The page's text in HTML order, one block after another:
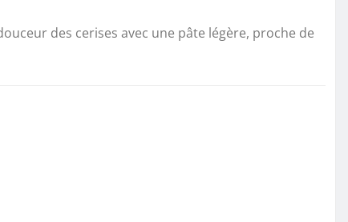
des cerises avec une pâte légère, proche de